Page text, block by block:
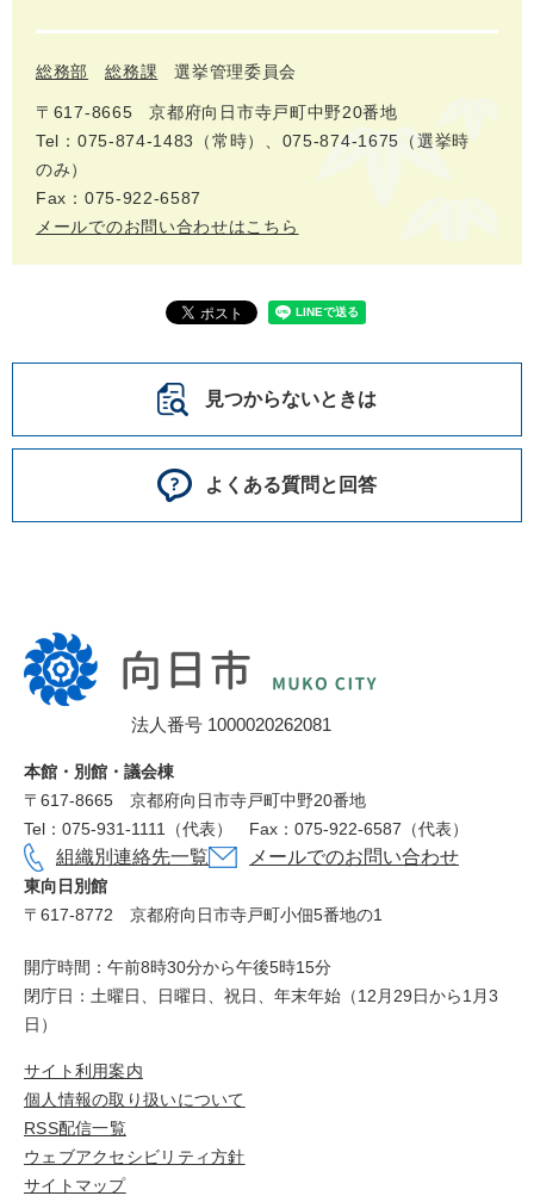
総務部 総務課 選挙管理委員会
〒617‐8665
京都府向日市寺戸町中野20番地
Tel：075-874-1483（常時）、075-874-1675（選挙時
のみ）
Fax：075-922-6587
メールでのお問い合わせはこちら
見つからないときは
よくある質問と回答
向
日
市
所
法人番号 1000020262081
本館・別館・議会棟
〒617‐8665
京都府向日市寺戸町中野20番地
Tel：075-931-1111（代表）
Fax：075-922-6587（代表）
東向日別館
〒617-8772
京都府向日市寺戸町小佃5番地の1
組織別連絡先一覧 メールでのお問い合わせ
開庁時間：午前8時30分から午後5時15分
閉庁日：土曜日、日曜日、祝日、年末年始（12月29日から1月3
日）
サイト利用案内
個人情報の取り扱いについて
RSS配信一覧
ウェブアクセシビリティ方針
サイトマップ